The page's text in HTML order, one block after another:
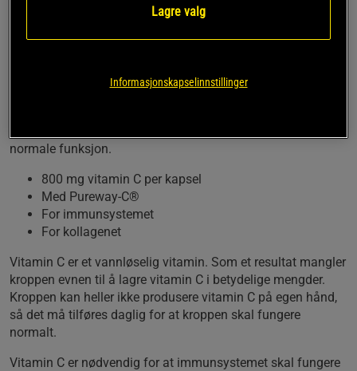
hele 800 mg vitamin C per kapsel. Med Pureness sin egen
seg selv, så det må komme fra kosten. Med vitamin C
normale funksjon.
800 mg vitamin C per kapsel
Med Pureway-C®
For immunsystemet
For kollagenet
Vitamin C er et vannløselig vitamin. Som et resultat mangler
kroppen evnen til å lagre vitamin C i betydelige mengder.
Kroppen kan heller ikke produsere vitamin C på egen hånd,
så det må tilføres daglig for at kroppen skal fungere
normalt.
Vitamin C er nødvendig for at immunsystemet skal fungere
Lagre valg
Informasjonskapselinnstillinger